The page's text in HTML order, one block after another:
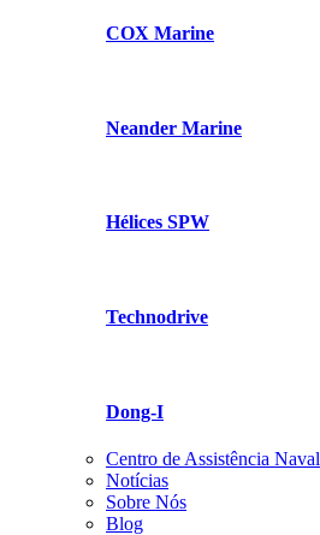
COX Marine
Neander Marine
Hélices SPW
Technodrive
Dong-I
Centro de Assistência Naval
Notícias
Sobre Nós
Blog